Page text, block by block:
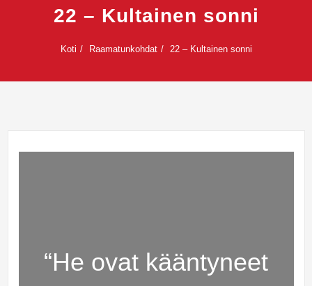
22 – Kultainen sonni
Koti Raamatunkohdat 22 – Kultainen sonni
“He ovat kääntyneet